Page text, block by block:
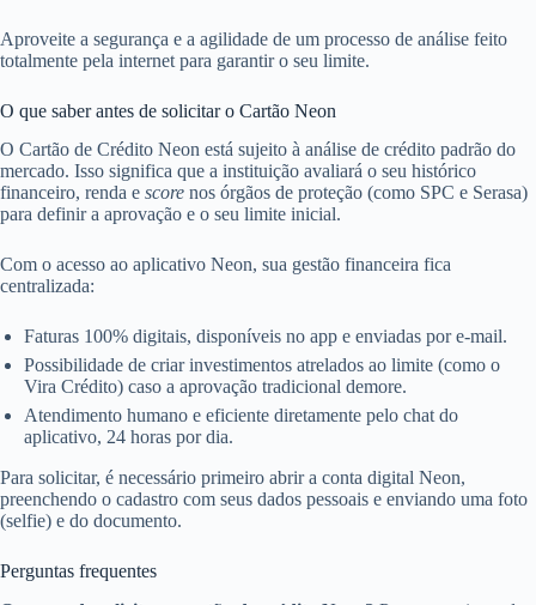
Aproveite a segurança e a agilidade de um processo de análise feito
totalmente pela internet para garantir o seu limite.
O que saber antes de solicitar o Cartão Neon
O Cartão de Crédito Neon está sujeito à análise de crédito padrão do
mercado. Isso significa que a instituição avaliará o seu histórico
financeiro, renda e score nos órgãos de proteção (como SPC e Serasa)
para definir a aprovação e o seu limite inicial.
Com o acesso ao aplicativo Neon, sua gestão financeira fica
centralizada:
Faturas 100% digitais, disponíveis no app e enviadas por e-mail.
Possibilidade de criar investimentos atrelados ao limite (como o
Vira Crédito) caso a aprovação tradicional demore.
Atendimento humano e eficiente diretamente pelo chat do
aplicativo, 24 horas por dia.
Para solicitar, é necessário primeiro abrir a conta digital Neon,
preenchendo o cadastro com seus dados pessoais e enviando uma foto
(selfie) e do documento.
Perguntas frequentes